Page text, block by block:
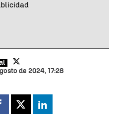
de 2024, 17:28
X Linkedin